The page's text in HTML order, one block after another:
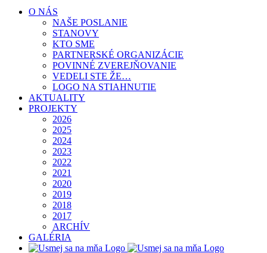
O NÁS
NAŠE POSLANIE
STANOVY
KTO SME
PARTNERSKÉ ORGANIZÁCIE
POVINNÉ ZVEREJŇOVANIE
VEDELI STE ŽE…
LOGO NA STIAHNUTIE
AKTUALITY
PROJEKTY
2026
2025
2024
2023
2022
2021
2020
2019
2018
2017
ARCHÍV
GALÉRIA